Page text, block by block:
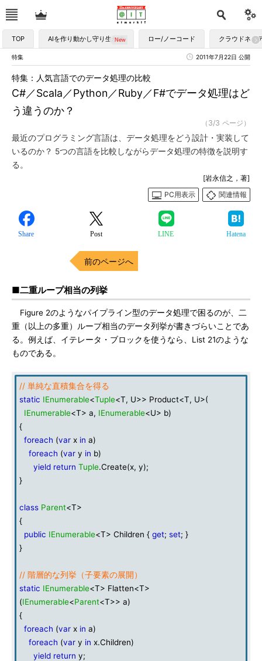
TOP AIを作り動かし守り生かす ロー/ノーコード クラウドネイ
特集 2011年7月22日 公開
C#／Scala／Python／Ruby／F#でデータ処理はど
う違うのか？
特集：人気言語でのデータ処理の比較
（3/3 ページ）
最近のプログラミング言語は、データ処理をどう設計・実装して
いるのか？ 5つの言語を比較しながらデータ処理の特徴を説明す
る。
[岩永信之，著]
PC用表示
関連情報
Share Post LINE Hatena
前のページへ
■二重ループ相当の列挙
Figure 2のようなパイプライン型のデータ処理で困るのが、二
重（以上の多重）ループ相当のデータ列挙が書きづらいことであ
る。例えば、イテレータ・ブロックを使うなら、List 21のような
ものである。
// 単純な直積集合を得る
static IEnumerable<Tuple<T, U>> Product<T, U>(
IEnumerable<T> a, IEnumerable<U> b)
{
foreach (var x in a)
foreach (var y in b)
yield return Tuple.Create(x, y);
}
class Parent<T>
{
public IEnumerable<T> Children { get; set; }
}
// 階層的な列挙（子要素の展開）
static IEnumerable<T> Flatten<T>
(IEnumerable<Parent<T>> a)
{
foreach (var x in a)
foreach (var y in x.Children)
yield return y;